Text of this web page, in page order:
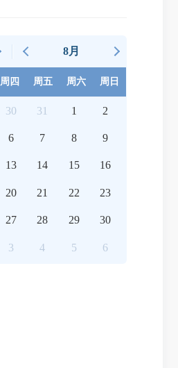
8月
周四 周五 周六 周日
30 31 1 2
6 7 8 9
13 14 15 16
20 21 22 23
27 28 29 30
3 4 5 6